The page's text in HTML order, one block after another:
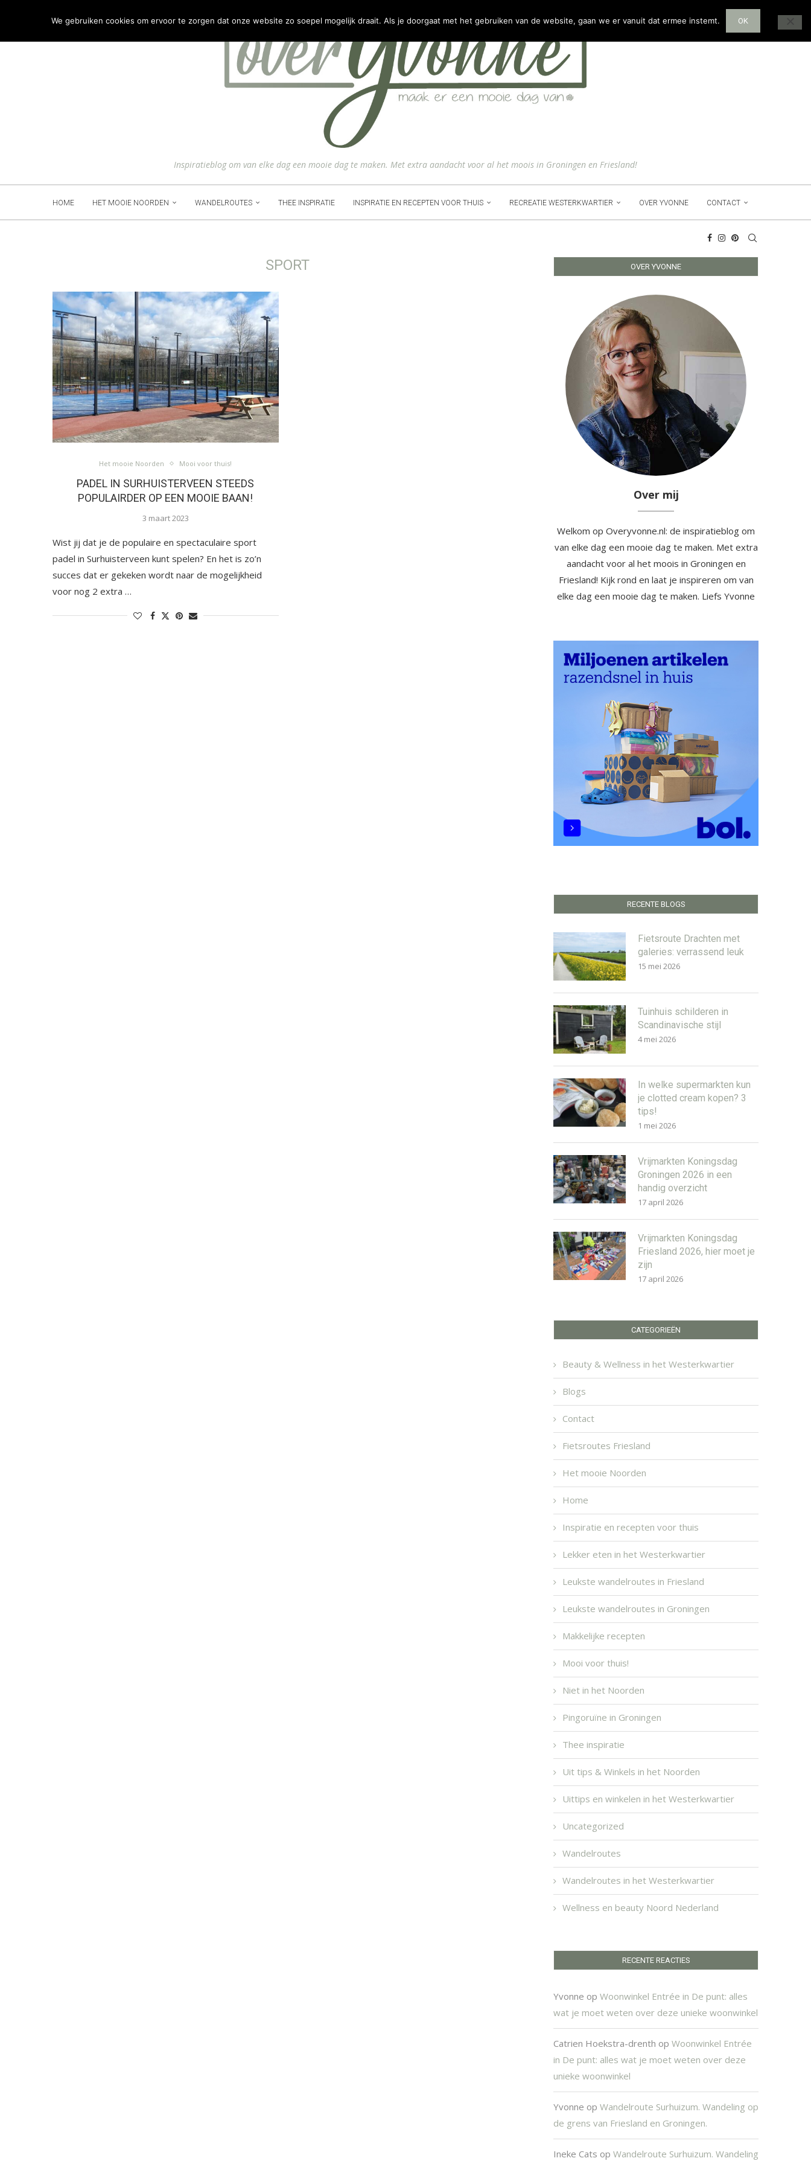
Inspiratieblog om van elke dag een mooie dag te maken. Met extra aandacht voor al het moois in Groningen en Friesland!
HOME HET MOOIE NOORDEN WANDELROUTES THEE INSPIRATIE INSPIRATIE EN RECEPTEN VOOR THUIS RECREATIE WESTERKWARTIER OVER YVONNE CONTACT
SPORT
Het mooie Noorden Mooi voor thuis!
PADEL IN SURHUISTERVEEN STEEDS
POPULAIRDER OP EEN MOOIE BAAN!
3 maart 2023
Wist jij dat je de populaire en spectaculaire sport
padel in Surhuisterveen kunt spelen? En het is zo’n
succes dat er gekeken wordt naar de mogelijkheid
voor nog 2 extra …
OVER YVONNE
Over mij
Welkom op Overyvonne.nl: de inspiratieblog om
van elke dag een mooie dag te maken. Met extra
aandacht voor al het moois in Groningen en
Friesland! Kijk rond en laat je inspireren om van
elke dag een mooie dag te maken. Liefs Yvonne
RECENTE BLOGS
Fietsroute Drachten met
galeries: verrassend leuk
15 mei 2026
Tuinhuis schilderen in
Scandinavische stijl
4 mei 2026
In welke supermarkten kun
je clotted cream kopen? 3
tips!
1 mei 2026
Vrijmarkten Koningsdag
Groningen 2026 in een
handig overzicht
17 april 2026
Vrijmarkten Koningsdag
Friesland 2026, hier moet je
zijn
17 april 2026
CATEGORIEËN
Beauty & Wellness in het Westerkwartier
Blogs
Contact
Fietsroutes Friesland
Het mooie Noorden
Home
Inspiratie en recepten voor thuis
Lekker eten in het Westerkwartier
Leukste wandelroutes in Friesland
Leukste wandelroutes in Groningen
Makkelijke recepten
Mooi voor thuis!
Niet in het Noorden
Pingoruïne in Groningen
Thee inspiratie
Uit tips & Winkels in het Noorden
Uittips en winkelen in het Westerkwartier
Uncategorized
Wandelroutes
Wandelroutes in het Westerkwartier
Wellness en beauty Noord Nederland
RECENTE REACTIES
Yvonne op Woonwinkel Entrée in De punt: alles
wat je moet weten over deze unieke woonwinkel
Catrien Hoekstra-drenth op Woonwinkel Entrée
in De punt: alles wat je moet weten over deze
unieke woonwinkel
Yvonne op Wandelroute Surhuizum. Wandeling op
de grens van Friesland en Groningen.
Ineke Cats op Wandelroute Surhuizum. Wandeling
We gebruiken cookies om ervoor te zorgen dat onze website zo soepel mogelijk draait. Als je doorgaat met het gebruiken van de website, gaan we er vanuit dat ermee instemt. OK